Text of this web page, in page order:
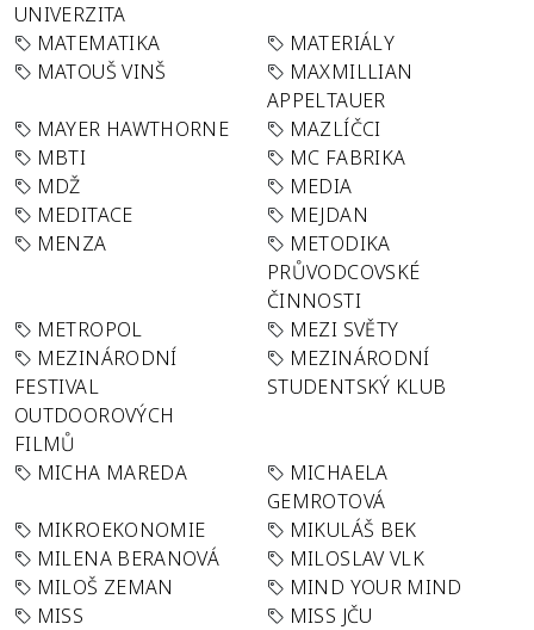
UNIVERZITA
MATEMATIKA
MATERIÁLY
MATOUŠ VINŠ
MAXMILLIAN
APPELTAUER
MAYER HAWTHORNE
MAZLÍČCI
MBTI
MC FABRIKA
MDŽ
MEDIA
MEDITACE
MEJDAN
MENZA
METODIKA
PRŮVODCOVSKÉ
ČINNOSTI
METROPOL
MEZI SVĚTY
MEZINÁRODNÍ
FESTIVAL
OUTDOOROVÝCH
FILMŮ
MEZINÁRODNÍ
STUDENTSKÝ KLUB
MICHA MAREDA
MICHAELA
GEMROTOVÁ
MIKROEKONOMIE
MIKULÁŠ BEK
MILENA BERANOVÁ
MILOSLAV VLK
MILOŠ ZEMAN
MIND YOUR MIND
MISS
MISS JČU